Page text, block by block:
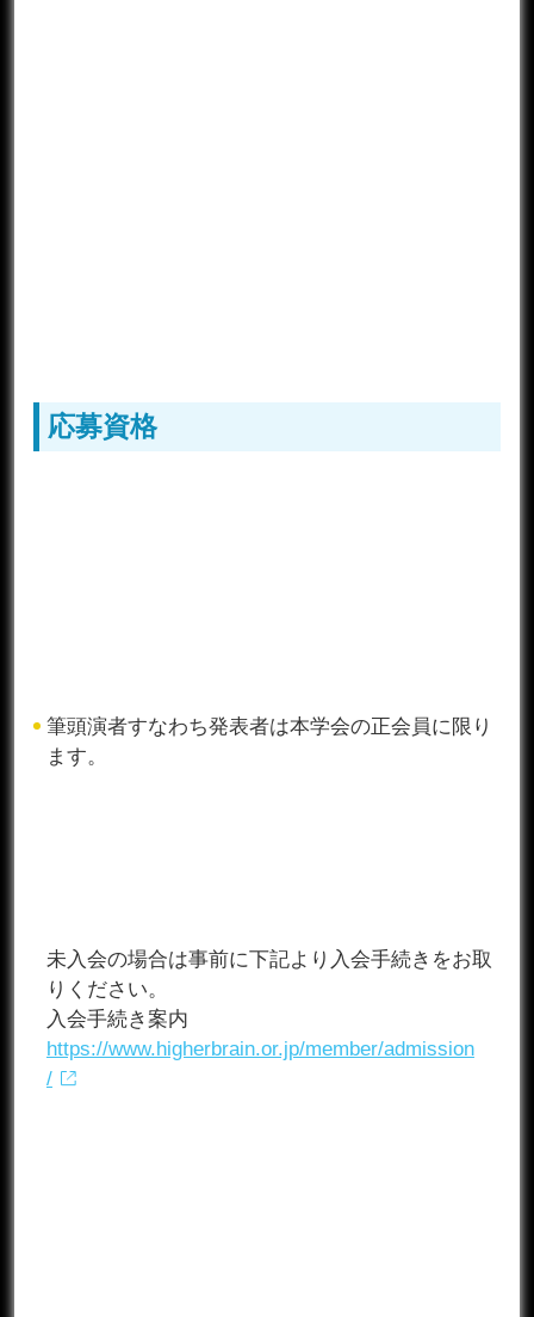
応募資格
筆頭演者すなわち発表者は本学会の正会員に限り
ます。
未入会の場合は事前に下記より入会手続きをお取
りください。
入会手続き案内
https://www.higherbrain.or.jp/member/admission
/